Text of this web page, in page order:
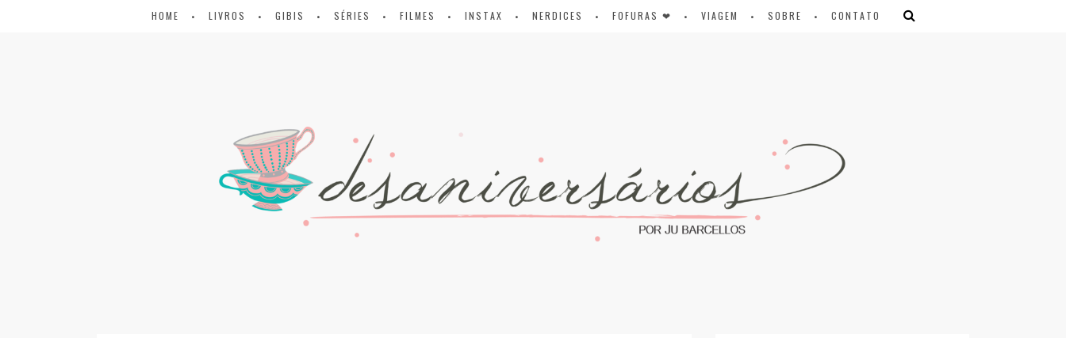
HOME LIVROS GIBIS SÉRIES FILMES INSTAX NERDICES FOFURAS ❤ VIAGEM SOBRE CONTATO